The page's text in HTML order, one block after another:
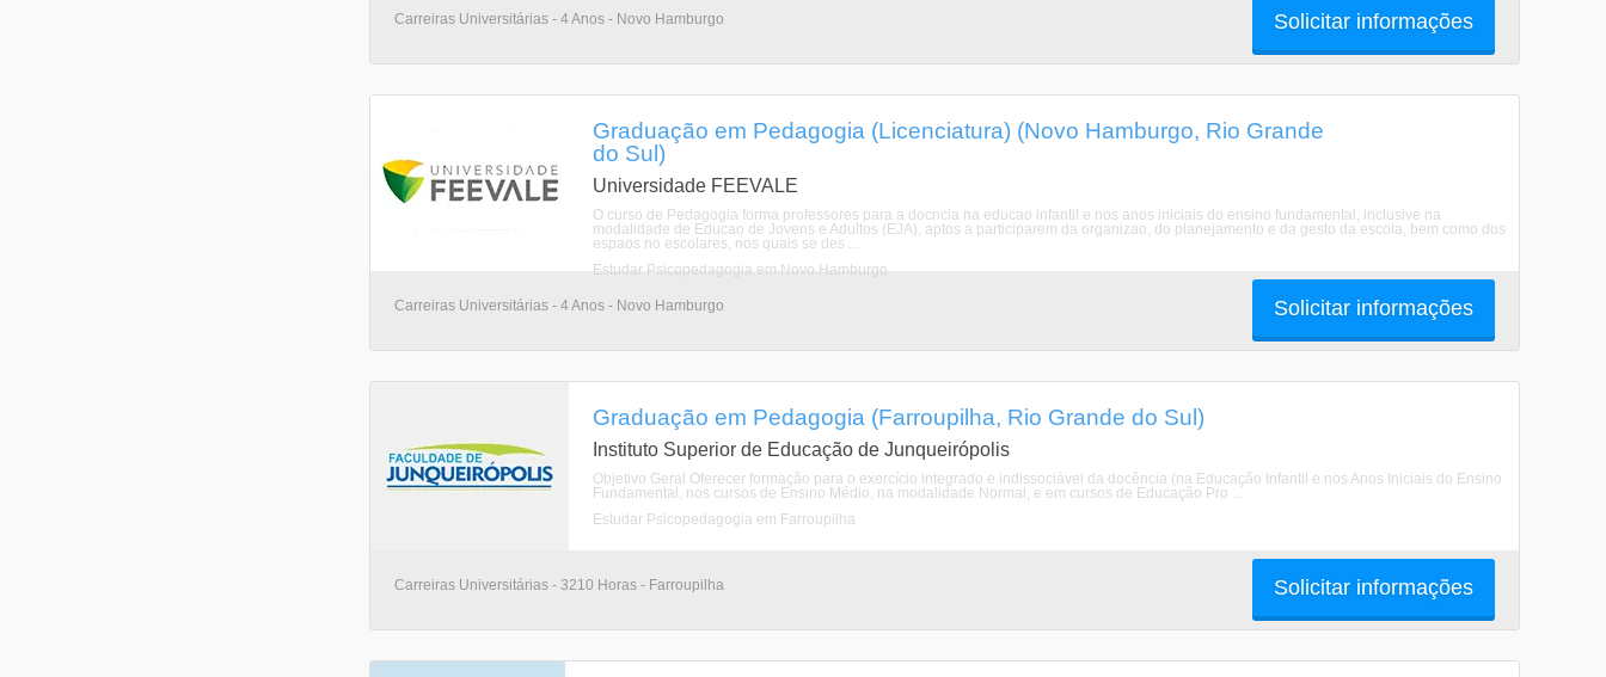
Carreiras Universitárias - 4 Anos - Novo Hamburgo Solicitar informações
Graduação em Pedagogia (Licenciatura) (Novo Hamburgo, Rio Grande
do Sul)
Universidade FEEVALE
O curso de Pedagogia forma professores para a docncia na educao infantil e nos anos iniciais do ensino fundamental, inclusive na
modalidade de Educao de Jovens e Adultos (EJA), aptos a participarem da organizao, do planejamento e da gesto da escola, bem como dos
espaos no escolares, nos quais se des ...
Estudar Psicopedagogia em Novo Hamburgo
Carreiras Universitárias - 4 Anos - Novo Hamburgo Solicitar informações
Graduação em Pedagogia (Farroupilha, Rio Grande do Sul)
Instituto Superior de Educação de Junqueirópolis
Objetivo Geral Oferecer formação para o exercício integrado e indissociável da docência (na Educação Infantil e nos Anos Iniciais do Ensino
Fundamental, nos cursos de Ensino Médio, na modalidade Normal, e em cursos de Educação Pro ...
Estudar Psicopedagogia em Farroupilha
Carreiras Universitárias - 3210 Horas - Farroupilha Solicitar informações